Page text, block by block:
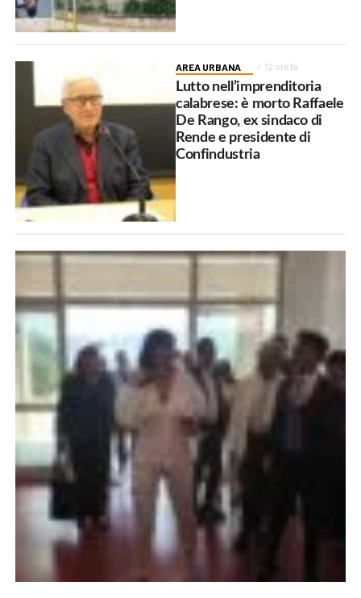
AREA URBANA 12 ore fa
Lutto nell’imprenditoria
calabrese: è morto Raffaele
De Rango, ex sindaco di
Rende e presidente di
Confindustria